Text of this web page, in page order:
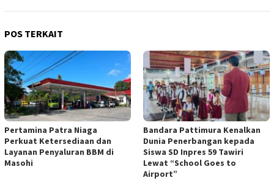
POS TERKAIT
Pertamina Patra Niaga
Perkuat Ketersediaan dan
Layanan Penyaluran BBM di
Masohi
Bandara Pattimura Kenalkan
Dunia Penerbangan kepada
Siswa SD Inpres 59 Tawiri
Lewat “School Goes to
Airport”